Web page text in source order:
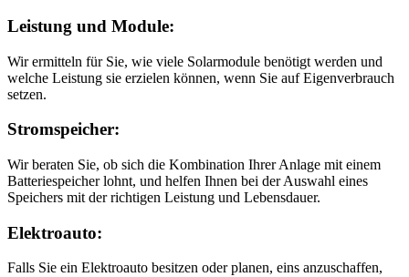
Leistung und Module:
Wir ermitteln für Sie, wie viele Solarmodule benötigt werden und
welche Leistung sie erzielen können, wenn Sie auf Eigenverbrauch
setzen.
Stromspeicher:
Wir beraten Sie, ob sich die Kombination Ihrer Anlage mit einem
Batteriespeicher lohnt, und helfen Ihnen bei der Auswahl eines
Speichers mit der richtigen Leistung und Lebensdauer.
Elektroauto:
Falls Sie ein Elektroauto besitzen oder planen, eins anzuschaffen,